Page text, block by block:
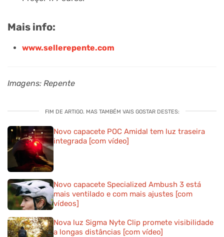
Mais info:
www.sellerepente.com
Imagens: Repente
FIM DE ARTIGO. MAS TAMBÉM VAIS GOSTAR DESTES:
Novo capacete POC Amidal tem luz traseira
integrada [com vídeo]
Novo capacete Specialized Ambush 3 está
mais ventilado e com mais ajustes [com
vídeos]
Nova luz Sigma Nyte Clip promete visibilidade
a longas distâncias [com vídeo]